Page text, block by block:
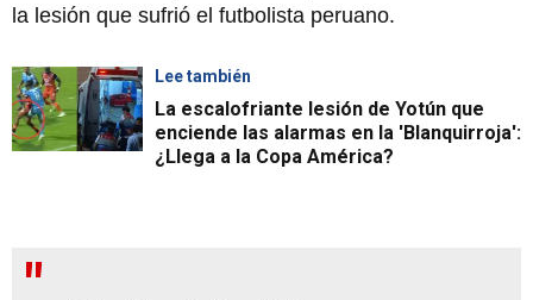
la lesión que sufrió el futbolista peruano.
Lee también
La escalofriante lesión de Yotún que
enciende las alarmas en la 'Blanquirroja':
¿Llega a la Copa América?